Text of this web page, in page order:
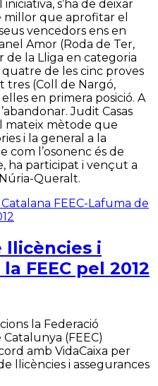
s’ha de deixar
millor que aprofitar el
vencedors ens en
Amor (Roda de Ter,
de la Lliga en categoria
de les cinc proves
tres (Coll de Nargó,
en primera posició. A
Judit Casas
mateix mètode que
i la general a la
com l’osonenc és de
ha participat i vençut a
Núria-Queralt.
FEEC-Lafuma de
llicències i
FEEC pel 2012
la Federació
(FEEC)
amb VidaCaixa per
llicències i assegurances